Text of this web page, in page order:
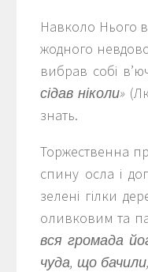
Навколо Нього
жодного
вибрав собі
сідав ніколи»
знать.
Торжественна
спину осла і
зелені гілки
оливковим та
вся громада
чуда, що